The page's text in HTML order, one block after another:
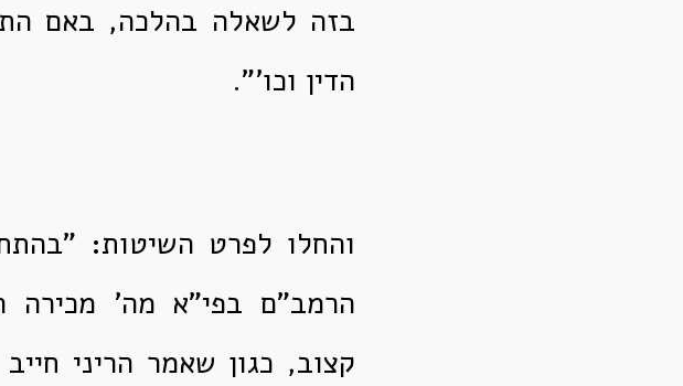
בזה לשאלה בהלכה, באם
הדין וכו'".
והחלו לפרט השיטות:
הרמב"ם בפי"א מה' מכירה
קצוב, כגון שאמר הריני